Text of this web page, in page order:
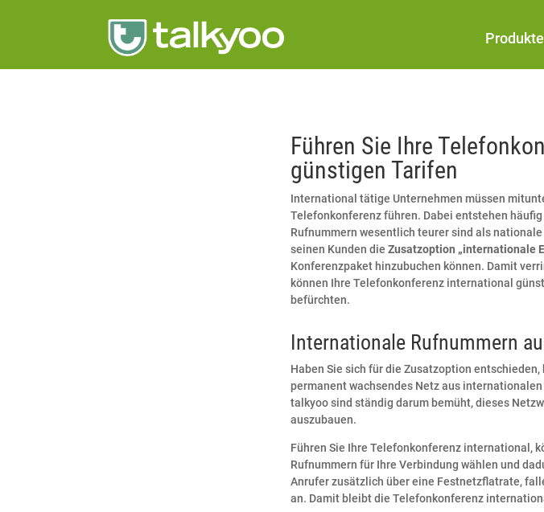
Führen Sie Ihre
günstigen Tarifen
International tätige Unternehmen müssen
Telefonkonferenz führen. Dabei entstehen
Rufnummern wesentlich teurer sind als
seinen Kunden dieZusatzoption „internationale
Konferenzpaket hinzubuchen können. Damit
können Ihre Telefonkonferenz international
befürchten.
Internationale Rufnummern
Haben Sie sich für die Zusatzoption
permanent wachsendes Netz aus
talkyoo sind ständig darum bemüht, dieses
auszubauen.
Führen Sie Ihre Telefonkonferenz international,
Rufnummern für Ihre Verbindung wählen und
Anrufer zusätzlich über eine Festnetzflatrate,
an. Damit bleibt die Telefonkonferenz